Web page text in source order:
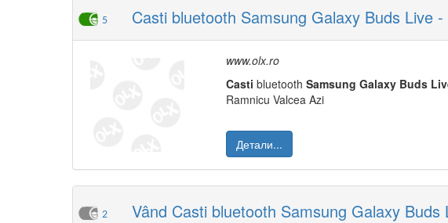
5 Casti bluetooth Samsung Galaxy Buds Live
www.olx.ro
Casti bluetooth Samsung Galaxy Buds
Ramnicu Valcea Azi
Детали...
2 Vând Casti bluetooth Samsung Galaxy Buds